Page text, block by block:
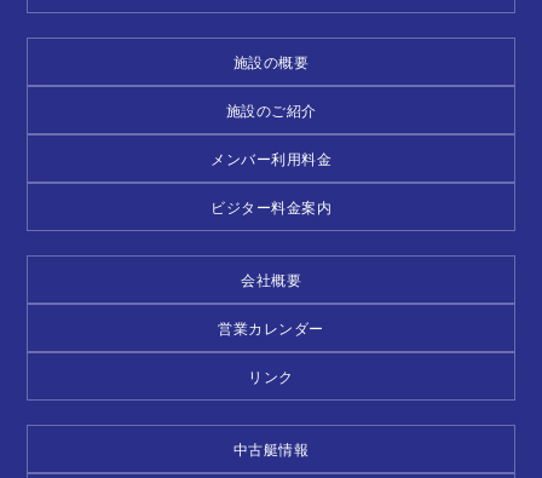
施設の概要
施設のご紹介
メンバー利用料金
ビジター料金案内
会社概要
営業カレンダー
リンク
中古艇情報